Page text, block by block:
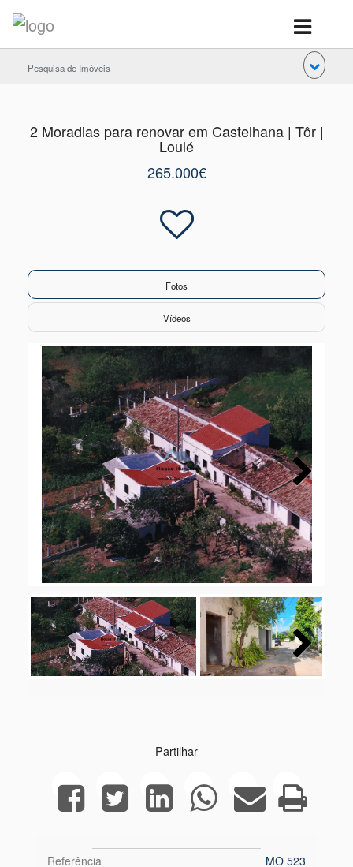
Pesquisa de Imóveis
2 Moradias para renovar em Castelhana | Tôr |
Loulé
265.000€
Fotos
Vídeos
Next
Next
Partilhar
Referência
MO 523